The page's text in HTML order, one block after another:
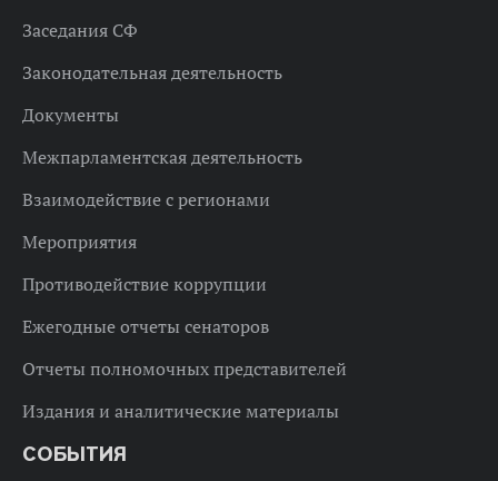
Заседания СФ
Законодательная деятельность
Документы
Межпарламентская деятельность
Взаимодействие с регионами
Мероприятия
Противодействие коррупции
Ежегодные отчеты сенаторов
Отчеты полномочных представителей
Издания и аналитические материалы
СОБЫТИЯ